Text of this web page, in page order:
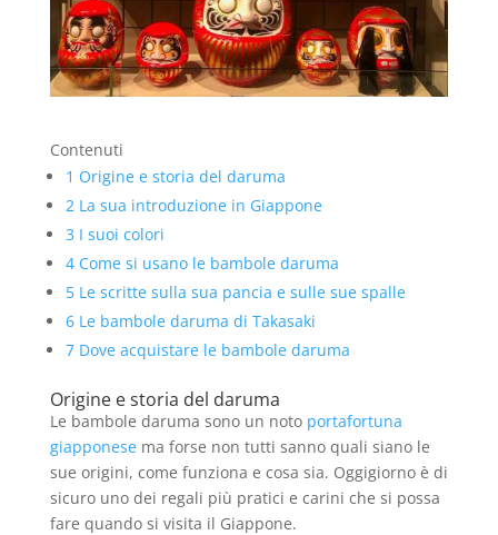
Contenuti
1 Origine e storia del daruma
2La sua introduzione in Giappone
3 I suoi colori
4Come si usano le bambole daruma
5Le scritte sulla sua pancia e sulle sue spalle
6Le bambole daruma di Takasaki
7Dove acquistare le bambole daruma
Origine e storia del daruma
Le bambole daruma sono un noto portafortuna
giapponesema forse non tutti sanno quali siano le
sue origini, come funziona e cosa sia. Oggigiorno è di
sicuro uno dei regali più pratici e carini che si possa
fare quando si visita il Giappone.